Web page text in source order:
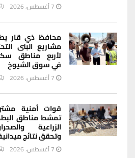
7 أغسطس، 2026
محافظ ذي قار
مشاريع البنى
لأربع مناطق
في سوق الشيوخ
7 أغسطس، 2026
قوات أمنية
تمشط مناطق
الزراعية
وتحقق نتائج
7 أغسطس، 2026